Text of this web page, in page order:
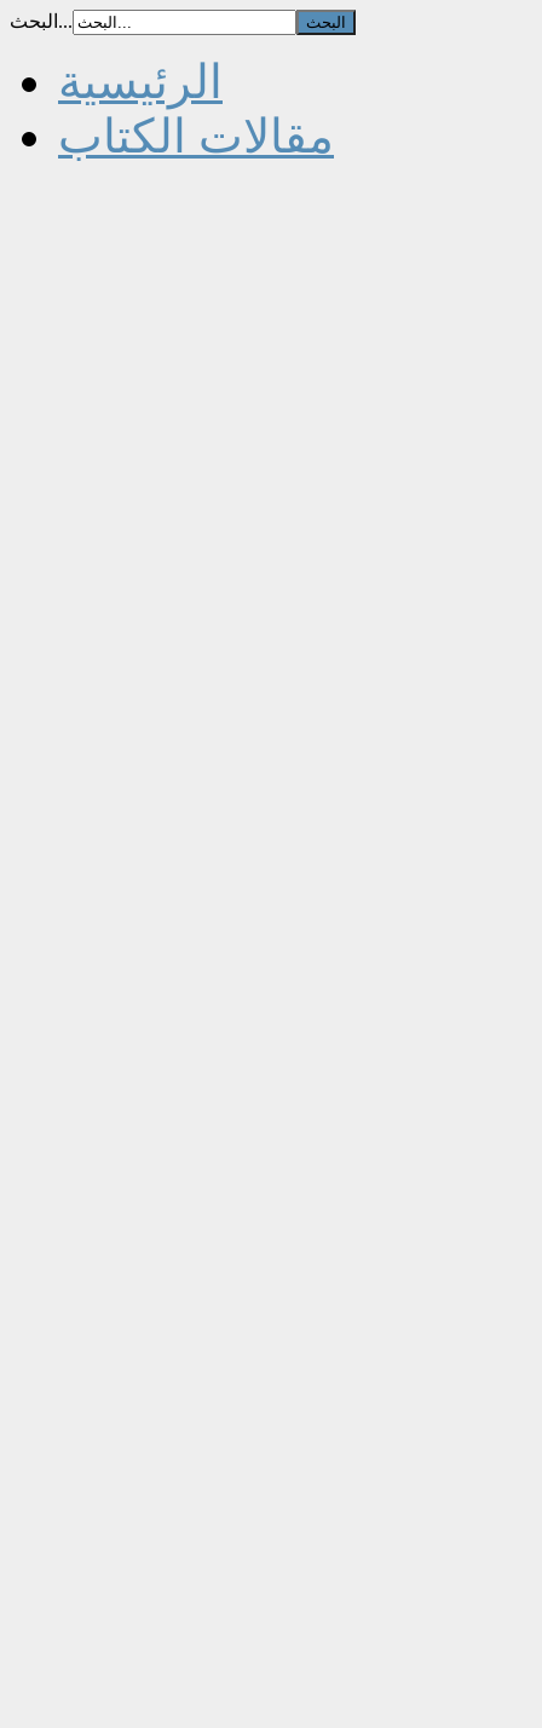
البحث...
الرئيسية
مقالات الكتاب